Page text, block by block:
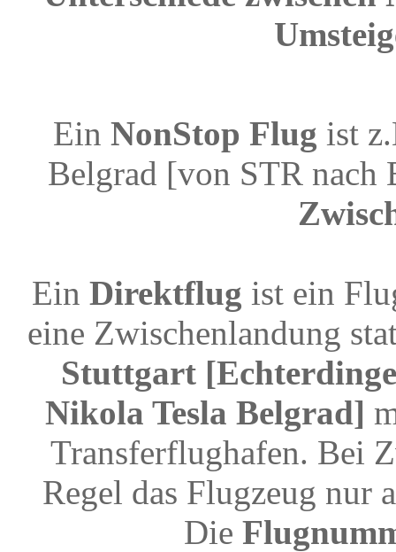
Ein NonStop Flug ist
Belgrad [von STR
Ein Direktflug ist ein
eine Zwischenlandung
Stuttgart
Nikola Tesla Belgrad]
Transferflughafen. Bei
Regel das Flugzeug nur
Die